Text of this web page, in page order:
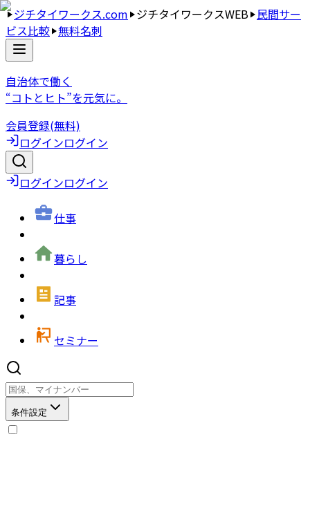
ジチタイワークス.com ジチタイワークスWEB 民間サー
ビス比較 無料名刺
自治体で働く
“コトとヒト”を元気に。
会員登録(無料)
ログインログイン
ログインログイン
仕事
暮らし
記事
セミナー
条件設定